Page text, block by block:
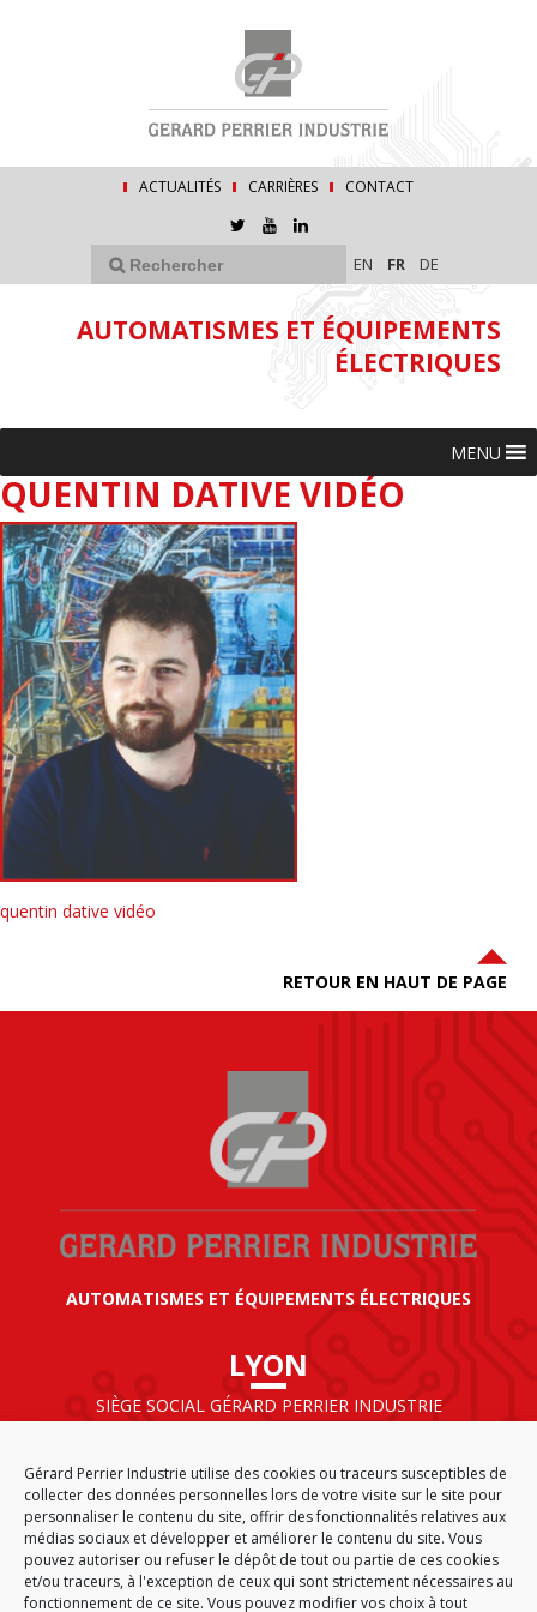
Gérard Perrier Industrie utilise des cookies ou traceurs susceptibles de
collecter des données personnelles lors de votre visite sur le site pour
personnaliser le contenu du site, offrir des fonctionnalités relatives aux
médias sociaux et développer et améliorer le contenu du site. Vous
pouvez autoriser ou refuser le dépôt de tout ou partie de ces cookies
et/ou traceurs, à l'exception de ceux qui sont strictement nécessaires au
fonctionnement de ce site. Vous pouvez modifier vos choix à tout
ACTUALITÉS CARRIÈRES CONTACT
EN FR DE
AUTOMATISMES ET ÉQUIPEMENTS
ÉLECTRIQUES
MENU
QUENTIN DATIVE VIDÉO
quentin dative vidéo
RETOUR EN HAUT DE PAGE
AUTOMATISMES ET ÉQUIPEMENTS ÉLECTRIQUES
LYON
SIÈGE SOCIAL GÉRARD PERRIER INDUSTRIE
69125 LYON AÉROPORT SAINT EXUPÉRY
FRANCE